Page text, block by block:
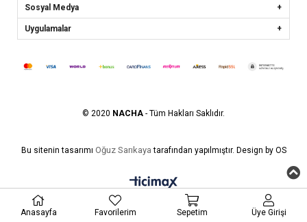
Sosyal Medya
Uygulamalar
© 2020 NACHA - Tüm Hakları Saklıdır.
Bu sitenin tasarımı Oğuz Sarıkaya tarafından yapılmıştır. Design by OS
Anasayfa Favorilerim Sepetim Üye Girişi